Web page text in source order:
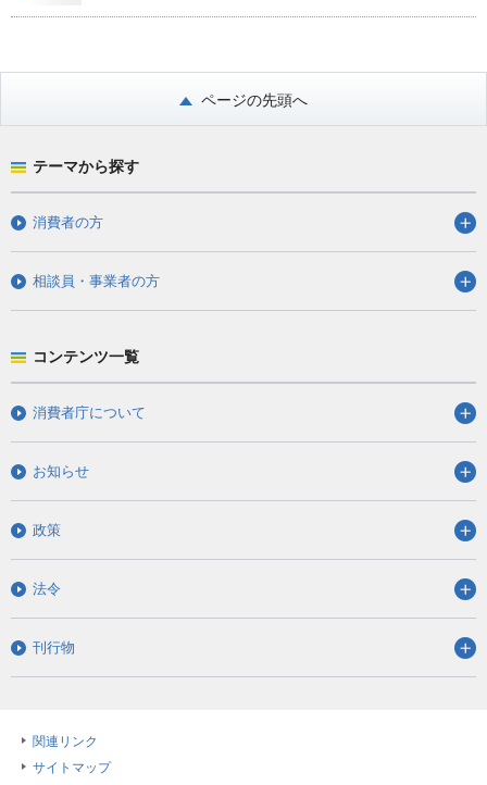
ページの先頭へ
テーマから探す
消費者の方
相談員・事業者の方
コンテンツ一覧
消費者庁について
お知らせ
政策
法令
刊行物
関連リンク
サイトマップ